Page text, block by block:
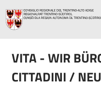
VITA - WIR
CITTADINI /